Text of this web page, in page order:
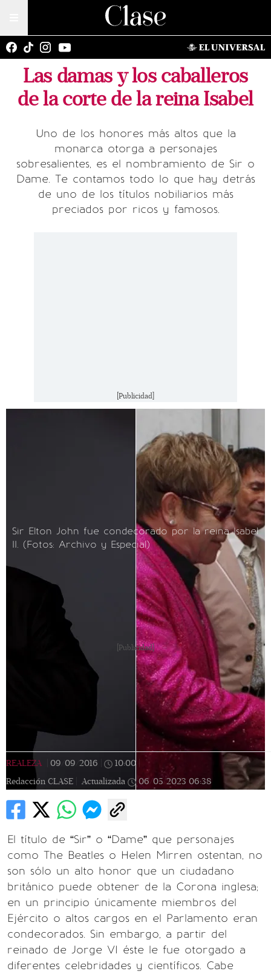
Las damas y los caballeros
de la corte de la reina Isabel
Uno de los honores más altos que la
monarca otorga a personajes
sobresalientes, es el nombramiento de Sir o
Dame. Te contamos todo lo que hay detrás
de uno de los títulos nobiliarios más
preciados por ricos y famosos.
[Publicidad]
Sir Elton John fue condecorado por la reina Isabel
II. (Fotos: Archivo y Especial)
[Publicidad]
REALEZA 09/09/2016 10:00
Redacción CLASE |
Actualizada 06/05/2023 06:38
El título de “Sir” o “Dame” que personajes
como The Beatles o Helen Mirren ostentan, no
son sólo un alto honor que un ciudadano
británico puede obtener de la Corona inglesa;
en un principio únicamente miembros del
Ejército o altos cargos en el Parlamento eran
condecorados. Sin embargo, a partir del
reinado de Jorge VI éste le fue otorgado a
diferentes celebridades y científicos. Cabe